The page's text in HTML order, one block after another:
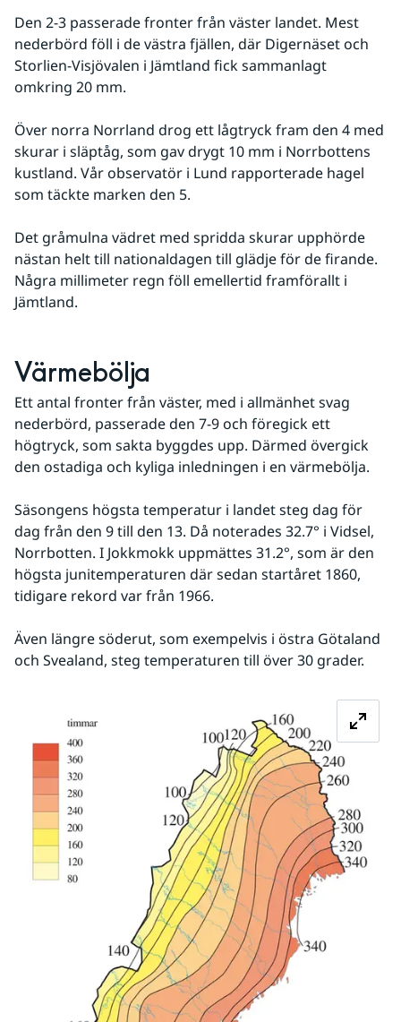
Den 2-3 passerade fronter från väster landet. Mest
nederbörd föll i de västra fjällen, där Digernäset och
Storlien-Visjövalen i Jämtland fick sammanlagt
omkring 20 mm.
Över norra Norrland drog ett lågtryck fram den 4 med
skurar i släptåg, som gav drygt 10 mm i Norrbottens
kustland. Vår observatör i Lund rapporterade hagel
som täckte marken den 5.
Det gråmulna vädret med spridda skurar upphörde
nästan helt till nationaldagen till glädje för de firande.
Några millimeter regn föll emellertid framförallt i
Jämtland.
Värmebölja
Ett antal fronter från väster, med i allmänhet svag
nederbörd, passerade den 7-9 och föregick ett
högtryck, som sakta byggdes upp. Därmed övergick
den ostadiga och kyliga inledningen i en värmebölja.
Säsongens högsta temperatur i landet steg dag för
dag från den 9 till den 13. Då noterades 32.7° i Vidsel,
Norrbotten. I Jokkmokk uppmättes 31.2°, som är den
högsta junitemperaturen där sedan startåret 1860,
tidigare rekord var från 1966.
Även längre söderut, som exempelvis i östra Götaland
och Svealand, steg temperaturen till över 30 grader.